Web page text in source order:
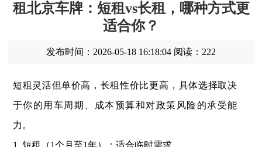
租北京车牌：短租vs长租，哪种方式更
适合你？
发布时间：2026-05-18 16:18:04 阅读：222
短租灵活但单价高，长租性价比更高‌，具体选择取决
于你的用车周期、成本预算和对政策风险的承受能
力。
1. ‌短租（1个月至1年）：适合临时需求‌